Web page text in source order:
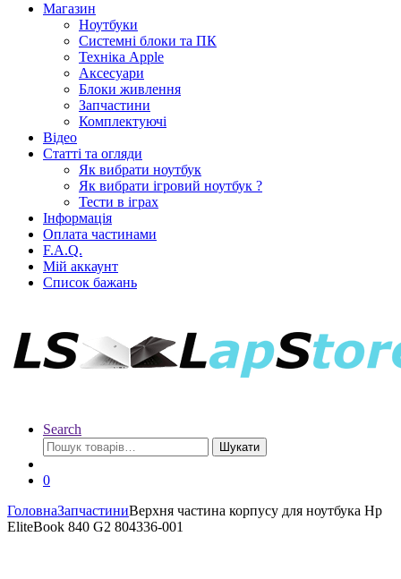
Магазин
Ноутбуки
Системні блоки та ПК
Техніка Apple
Аксесуари
Блоки живлення
Запчастини
Комплектуючі
Відео
Статті та огляди
Як вибрати ноутбук
Як вибрати ігровий ноутбук ?
Тести в іграх
Інформація
Оплата частинами
F.A.Q.
Мій аккаунт
Список бажань
Search
Шукати
0
ГоловнаЗапчастиниВерхня частина корпусу для ноутбука Hp
EliteBook 840 G2 804336-001